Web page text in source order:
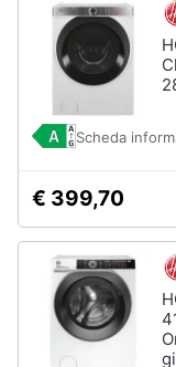
Scheda
€ 399,70